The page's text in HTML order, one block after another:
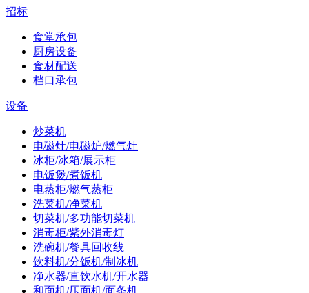
招标
食堂承包
厨房设备
食材配送
档口承包
设备
炒菜机
电磁灶/电磁炉/燃气灶
冰柜/冰箱/展示柜
电饭煲/煮饭机
电蒸柜/燃气蒸柜
洗菜机/净菜机
切菜机/多功能切菜机
消毒柜/紫外消毒灯
洗碗机/餐具回收线
饮料机/分饭机/制冰机
净水器/直饮水机/开水器
和面机/压面机/面条机